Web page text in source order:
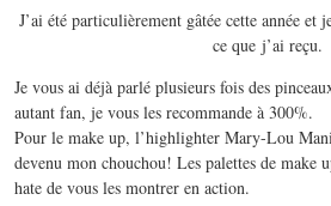
J’ai été particulièrement gâtée cette année et
ce que j’ai reçu.
Je vous ai déjà parlé plusieurs fois des
autant fan, je vous les recommande à 300%.
Pour le make up, l’highlighter Mary-Lou
devenu mon chouchou! Les palettes de make
hate de vous les montrer en action.